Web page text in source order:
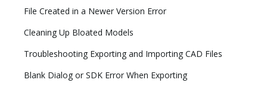
File Created in a Newer Version Error
Cleaning Up Bloated Models
Troubleshooting Exporting and Importing CAD Files
Blank Dialog or SDK Error When Exporting